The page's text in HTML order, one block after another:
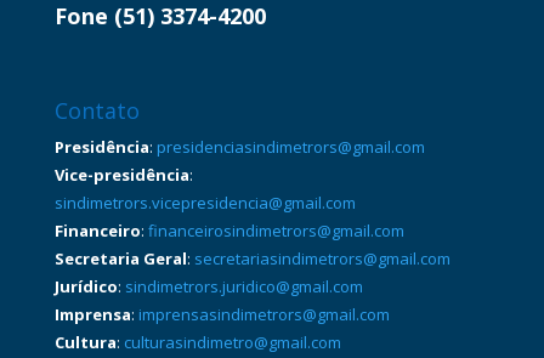
Fone (51) 3374-4200
Contato
Presidência: presidenciasindimetrors@gmail.com
Vice-presidência:
sindimetrors.vicepresidencia@gmail.com
Financeiro: financeirosindimetrors@gmail.com
Secretaria Geral: secretariasindimetrors@gmail.com
Jurídico: sindimetrors.juridico@gmail.com
Imprensa: imprensasindimetrors@gmail.com
Cultura: culturasindimetro@gmail.com